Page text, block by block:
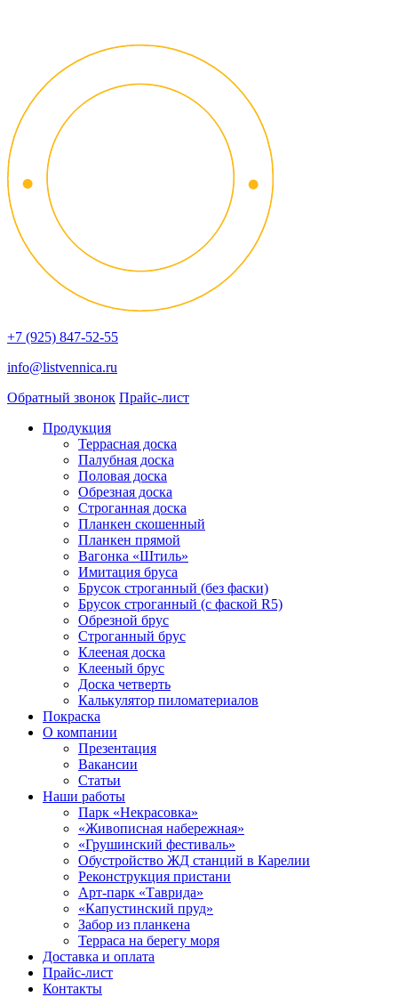
+7 (925) 847-52-55
info@listvennica.ru
Обратный звонок Прайс-лист
Продукция
Террасная доска
Палубная доска
Половая доска
Обрезная доска
Строганная доска
Планкен скошенный
Планкен прямой
Вагонка «Штиль»
Имитация бруса
Брусок строганный (без фаски)
Брусок строганный (с фаской R5)
Обрезной брус
Строганный брус
Клееная доска
Клееный брус
Доска четверть
Калькулятор пиломатериалов
Покраска
О компании
Презентация
Вакансии
Статьи
Наши работы
Парк «Некрасовка»
«Живописная набережная»
«Грушинский фестиваль»
Обустройство ЖД станций в Карелии
Реконструкция пристани
Арт-парк «Таврида»
«Капустинский пруд»
Забор из планкена
Терраса на берегу моря
Доставка и оплата
Прайс-лист
Контакты